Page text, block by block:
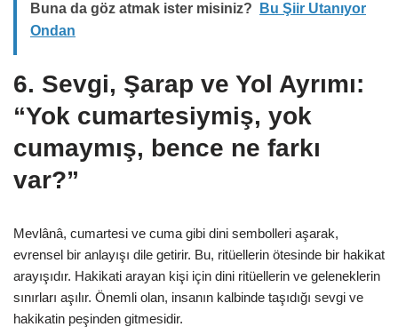
Buna da göz atmak ister misiniz?
Bu Şiir Utanıyor
Ondan
6. Sevgi, Şarap ve Yol Ayrımı:
“Yok cumartesiymiş, yok
cumaymış, bence ne farkı
var?”
Mevlânâ, cumartesi ve cuma gibi dini sembolleri aşarak,
evrensel bir anlayışı dile getirir. Bu, ritüellerin ötesinde bir hakikat
arayışıdır. Hakikati arayan kişi için dini ritüellerin ve geleneklerin
sınırları aşılır. Önemli olan, insanın kalbinde taşıdığı sevgi ve
hakikatin peşinden gitmesidir.